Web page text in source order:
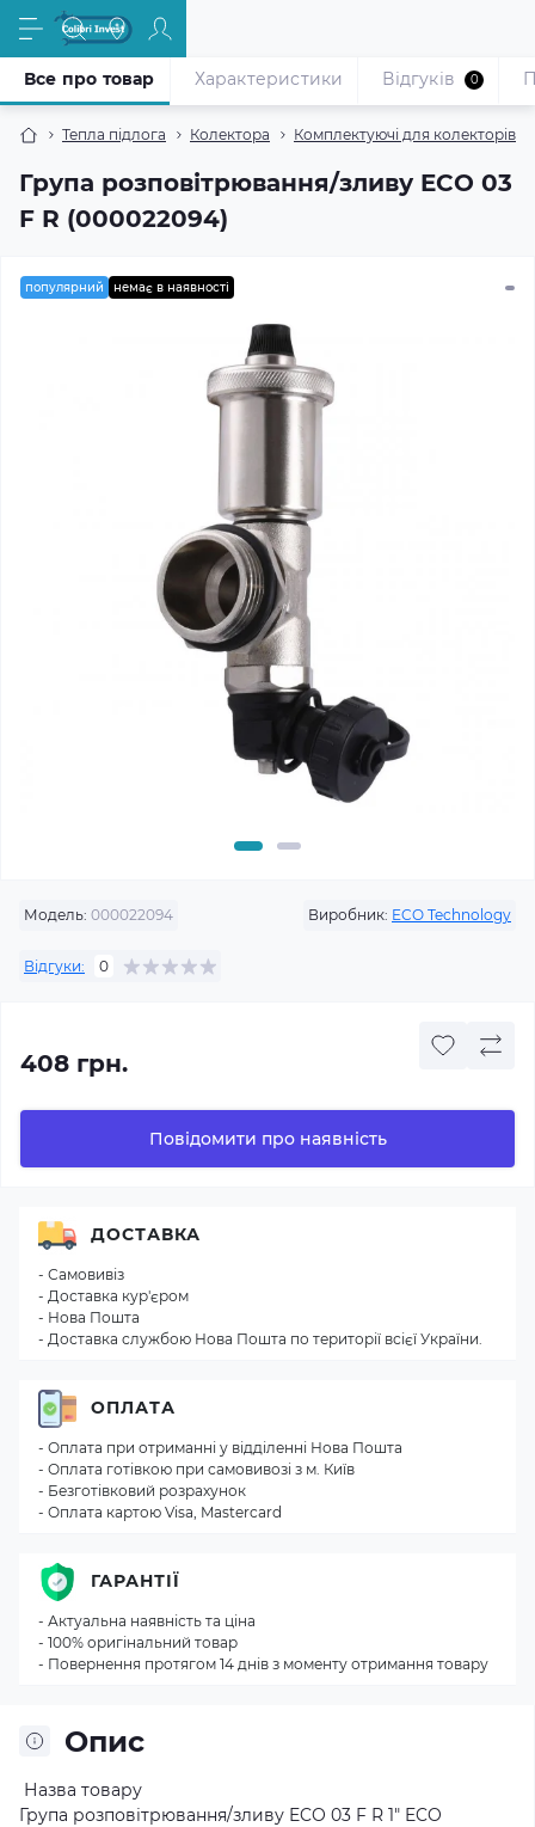
Тепла підлога Колектора Комплектуючі для колекторів
Група розповітрювання/зливу ECO 03
F R (000022094)
Все про товар Характеристики Відгуків 0
популярний немає в наявності
Модель: 000022094 Виробник: ECO Technology
Відгуки: 0
408 грн.
Повідомити про наявність
Опис
Назва товару
Група розповітрювання/зливу ECO 03 F R 1″ ECO
ДОСТАВКА
- Самовивіз
- Доставка кур'єром
- Нова Пошта
- Доставка службою Нова Пошта по території всієї України.
ОПЛАТА
- Оплата при отриманні у відділенні Нова Пошта
- Оплата готівкою при самовивозі з м. Київ
- Безготівковий розрахунок
- Оплата картою Visa, Mastercard
ГАРАНТІЇ
- Актуальна наявність та ціна
- 100% оригінальний товар
- Повернення протягом 14 днів з моменту отримання товару